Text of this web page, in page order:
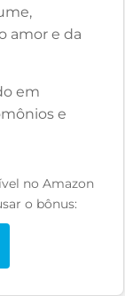
amor e da
em
e
no Amazon
o bônus: